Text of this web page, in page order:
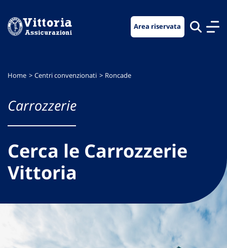
menu
contenuto
footer
Area riservata
Home Centri convenzionati Roncade
Carrozzerie
Cerca le Carrozzerie
Vittoria